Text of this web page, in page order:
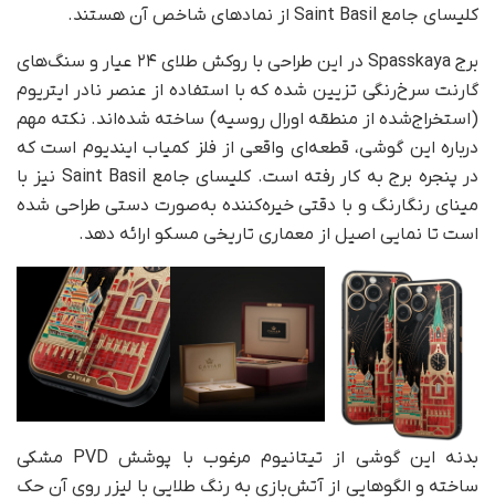
کلیسای جامع Saint Basil از نمادهای شاخص‌ آن هستند.
برج Spasskaya در این طراحی با روکش طلای ۲۴ عیار و سنگ‌های
گارنت سرخ‌رنگی تزیین شده که با استفاده از عنصر نادر ایتریوم
(استخراج‌شده از منطقه اورال روسیه) ساخته شده‌اند. نکته مهم
درباره این گوشی، قطعه‌ای واقعی از فلز کمیاب ایندیوم است که
در پنجره برج به کار رفته است. کلیسای جامع Saint Basil نیز با
مینای رنگارنگ و با دقتی خیره‌کننده به‌صورت دستی طراحی شده
است تا نمایی اصیل از معماری تاریخی مسکو ارائه دهد.
بدنه این گوشی از تیتانیوم مرغوب با پوشش PVD مشکی
ساخته و الگوهایی از آتش‌بازی به رنگ طلایی با لیزر روی آن حک